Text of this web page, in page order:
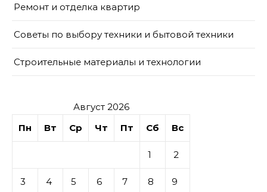
Ремонт и отделка квартир
Советы по выбору техники и бытовой техники
Строительные материалы и технологии
Август 2026
Пн
Вт Ср Чт Пт Сб Вс
1 2
3 4 5 6 7 8 9